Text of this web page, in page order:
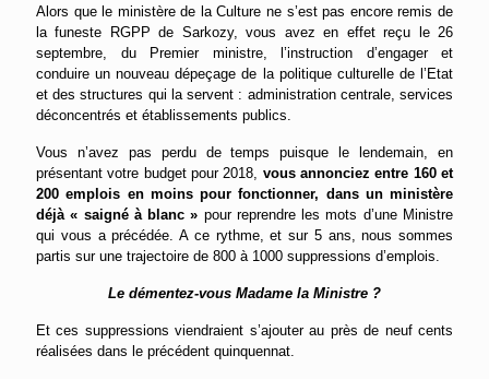
Alors que le ministère de la Culture ne s’est pas encore remis de
la funeste RGPP de Sarkozy, vous avez en effet reçu le 26
septembre, du Premier ministre, l’instruction d’engager et
conduire un nouveau dépeçage de la politique culturelle de l’Etat
et des structures qui la servent : administration centrale, services
déconcentrés et établissements publics.
Vous n’avez pas perdu de temps puisque le lendemain, en
présentant votre budget pour 2018, vous annonciez entre 160 et
200 emplois en moins pour fonctionner, dans un ministère
déjà « saigné à blanc » pour reprendre les mots d’une Ministre
qui vous a précédée. A ce rythme, et sur 5 ans, nous sommes
partis sur une trajectoire de 800 à 1000 suppressions d’emplois.
Le démentez-vous Madame la Ministre ?
Et ces suppressions viendraient s’ajouter au près de neuf cents
réalisées dans le précédent quinquennat.